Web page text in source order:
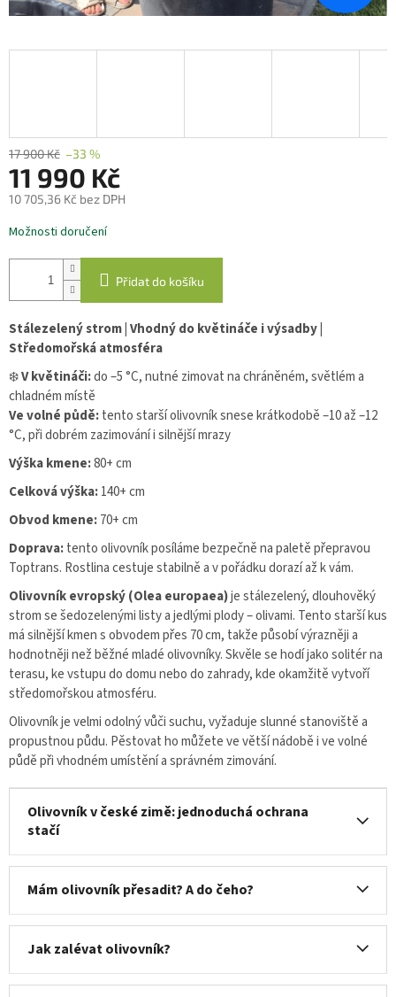
17 900 Kč –33 %
11 990 Kč
10 705,36 Kč bez DPH
Měrná
cena:
Možnosti doručení
Přidat do košíku
Stálezelený strom | Vhodný do květináče i výsadby |
Středomořská atmosféra
❄️V květináči:do –5 °C, nutné zimovat na chráněném, světlém a
chladném místě
Ve volné půdě:tento starší olivovník snese krátkodobě –10 až –12
°C, při dobrém zazimování i silnější mrazy
Výška kmene:80+ cm
Celková výška:140+ cm
Obvod kmene:70+ cm
Doprava:tento olivovník posíláme bezpečně na paletě přepravou
Toptrans. Rostlina cestuje stabilně a v pořádku dorazí až k vám.
Olivovník evropský (Olea europaea)je stálezelený, dlouhověký
strom se šedozelenými listy a jedlými plody – olivami. Tento starší kus
má silnější kmen s obvodem přes 70 cm, takže působí výrazněji a
hodnotněji než běžné mladé olivovníky. Skvěle se hodí jako solitér na
terasu, ke vstupu do domu nebo do zahrady, kde okamžitě vytvoří
středomořskou atmosféru.
Olivovník je velmi odolný vůči suchu, vyžaduje slunné stanoviště a
propustnou půdu. Pěstovat ho můžete ve větší nádobě i ve volné
půdě při vhodném umístění a správném zimování.
Olivovník v české zimě: jednoduchá ochrana
stačí
Mám olivovník přesadit? A do čeho?
Jak zalévat olivovník?